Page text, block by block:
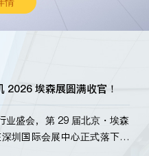
2026 埃森展圆满收官！
业盛会，第 29 届北京・埃森
圳国际会展中心正式落下帷